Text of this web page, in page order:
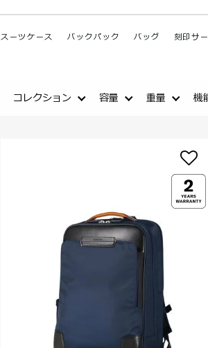
スーツケース バックパック バッグ 刻印サ
コレクション 容量 重量 機